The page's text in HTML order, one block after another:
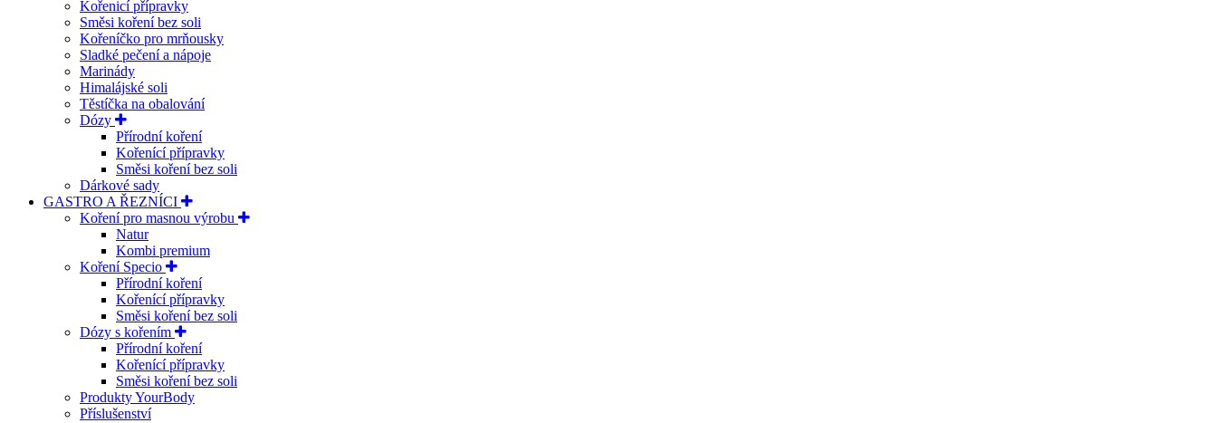
Kořenicí přípravky
Směsi koření bez soli
Kořeníčko pro mrňousky
Sladké pečení a nápoje
Marinády
Himalájské soli
Těstíčka na obalování
Dózy
Přírodní koření
Kořenící přípravky
Směsi koření bez soli
Dárkové sady
GASTRO A ŘEZNÍCI
Koření pro masnou výrobu
Natur
Kombi premium
Koření Specio
Přírodní koření
Kořenící přípravky
Směsi koření bez soli
Dózy s kořením
Přírodní koření
Kořenící přípravky
Směsi koření bez soli
Produkty YourBody
Příslušenství